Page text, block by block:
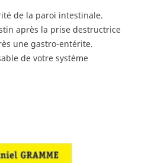
de la paroi intestinale.
après la prise destructrice
une gastro-entérite.
de votre système